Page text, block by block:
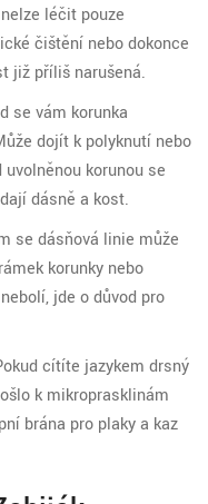
léčit pouze
čištění nebo dokonce
již příliš narušená.
se vám korunka
dojít k polyknutí nebo
korunou se
dásně a kost.
se dásňová linie může
korunky nebo
jde o důvod pro
cítíte jazykem drsný
k mikroprasklinám
brána pro plaky a kaz